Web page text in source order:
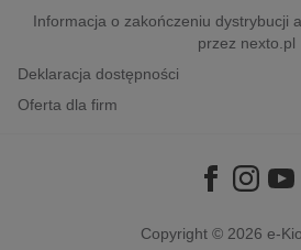
Informacja o zakończeniu dystrybucji
przez nexto.pl
Deklaracja dostępności
Oferta dla firm
Copyright © 2026 e-